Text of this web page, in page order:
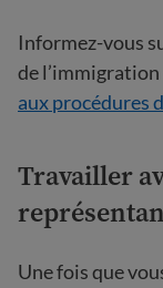
Informez-vous
de l’immigration
aux procédures
Travailler
Une fois que